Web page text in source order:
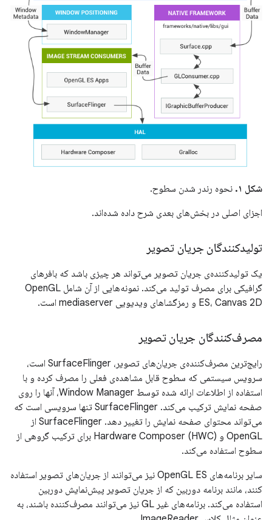
شکل ۱.
نحوه رندر شدن سطوح.
اجزای اصلی در بخش‌های بعدی شرح داده شده‌اند.
تولیدکنندگان جریان تصویر
یک تولیدکننده‌ی جریان تصویر می‌تواند هر چیزی باشد که بافرهای
گرافیکی برای مصرف تولید می‌کند. نمونه‌هایی از آن شامل OpenGL
ES، Canvas 2D و رمزگشاهای ویدیویی mediaserver است.
مصرف‌کنندگان جریان تصویر
رایج‌ترین مصرف‌کننده‌ی جریان‌های تصویر، SurfaceFlinger است،
سرویس سیستمی که سطوح قابل مشاهده‌ی فعلی را مصرف کرده و با
استفاده از اطلاعات ارائه شده توسط Window Manager، آنها را روی
صفحه نمایش ترکیب می‌کند. SurfaceFlinger تنها سرویسی است که
می‌تواند محتوای صفحه نمایش را تغییر دهد. SurfaceFlinger از
OpenGL و Hardware Composer (HWC) برای ترکیب گروهی از
سطوح استفاده می‌کند.
سایر برنامه‌های OpenGL ES نیز می‌توانند از جریان‌های تصویر استفاده
کنند، مانند برنامه دوربین که از جریان تصویر پیش‌نمایش دوربین
استفاده می‌کند. برنامه‌های غیر GL نیز می‌توانند مصرف‌کننده باشند، به